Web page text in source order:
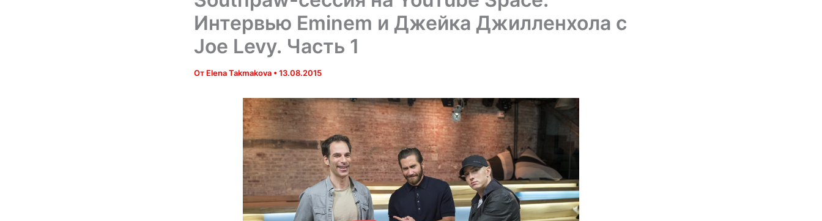
Интервью Eminem и Джейка Джилленхола с
Joe Levy. Часть 1
От Elena Takmakova •13.08.2015